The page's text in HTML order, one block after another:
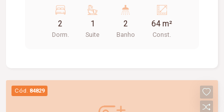
bem iluminada, sacada com churrasqueira,
cozinha com armários planejados e cooktop, área
de serviço com armário e 01 banheiro social com
capacidade para 02 carros. Um imóvel
confortável, funcional e pronto para morar.
Agende uma visita e conheça!
2
Dorm.
1
Suite
2
Banho
64 m²
Const.
Cód. 84829